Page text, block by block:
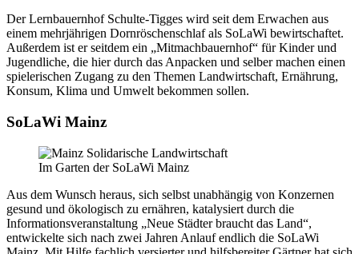
Der Lernbauernhof Schulte-Tigges wird seit dem Erwachen aus
einem mehrjährigen Dornröschenschlaf als SoLaWi bewirtschaftet.
Außerdem ist er seitdem ein „Mitmachbauernhof“ für Kinder und
Jugendliche, die hier durch das Anpacken und selber machen einen
spielerischen Zugang zu den Themen Landwirtschaft, Ernährung,
Konsum, Klima und Umwelt bekommen sollen.
SoLaWi Mainz
Im Garten der SoLaWi Mainz
Aus dem Wunsch heraus, sich selbst unabhängig von Konzernen
gesund und ökologisch zu ernähren, katalysiert durch die
Informationsveranstaltung „Neue Städter braucht das Land“,
entwickelte sich nach zwei Jahren Anlauf endlich die SoLaWi